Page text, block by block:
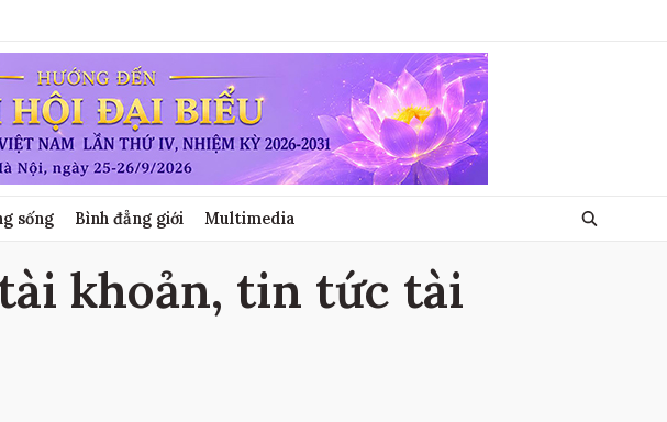
sống Bình đẳng giới Multimedia
khoản, tin tức tài